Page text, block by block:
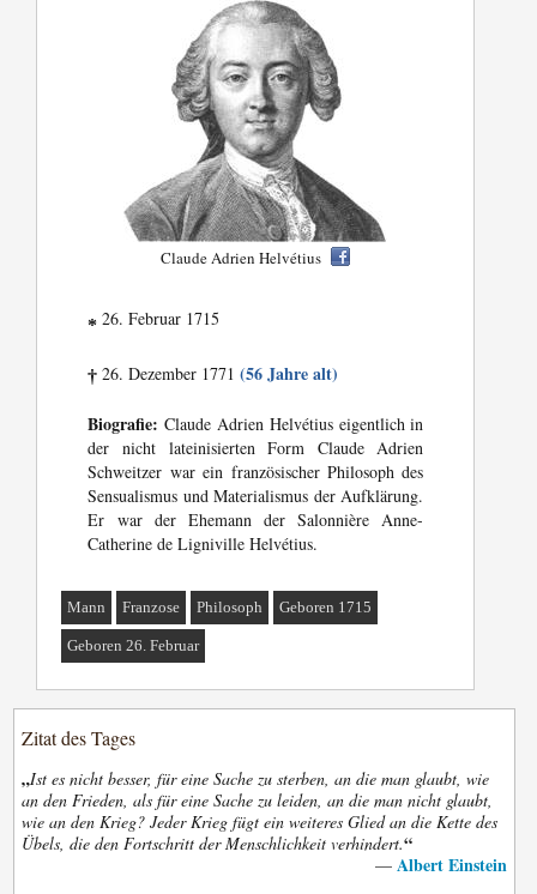
Claude Adrien Helvétius
* 26. Februar 1715
† 26. Dezember 1771(56 Jahre alt)
Biografie: Claude Adrien Helvétius eigentlich in
der nicht lateinisierten Form Claude Adrien
Schweitzer war ein französischer Philosoph des
Sensualismus und Materialismus der Aufklärung.
Er war der Ehemann der Salonnière Anne-
Catherine de Ligniville Helvétius.
Mann Franzose Philosoph Geboren 1715
Geboren 26. Februar
Zitat des Tages
„Ist es nicht besser, für eine Sache zu sterben, an die man glaubt, wie
an den Frieden, als für eine Sache zu leiden, an die man nicht glaubt,
wie an den Krieg? Jeder Krieg fügt ein weiteres Glied an die Kette des
Übels, die den Fortschritt der Menschlichkeit verhindert.“
— Albert Einstein